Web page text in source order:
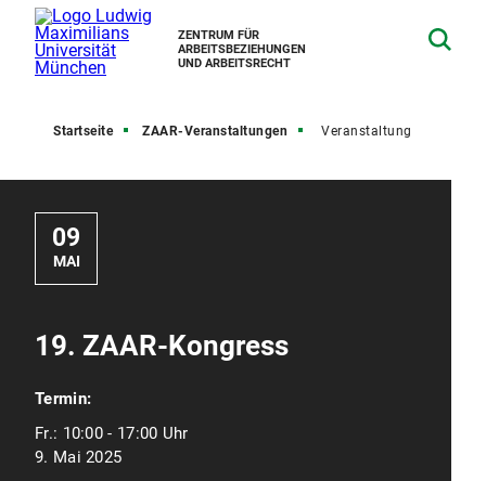
ZENTRUM FÜR
ARBEITSBEZIEHUNGEN
UND ARBEITSRECHT
Startseite ZAAR-Veranstaltungen Veranstaltung
09
MAI
19. ZAAR-Kongress
Termin:
Fr.: 10:00 - 17:00 Uhr
9. Mai 2025